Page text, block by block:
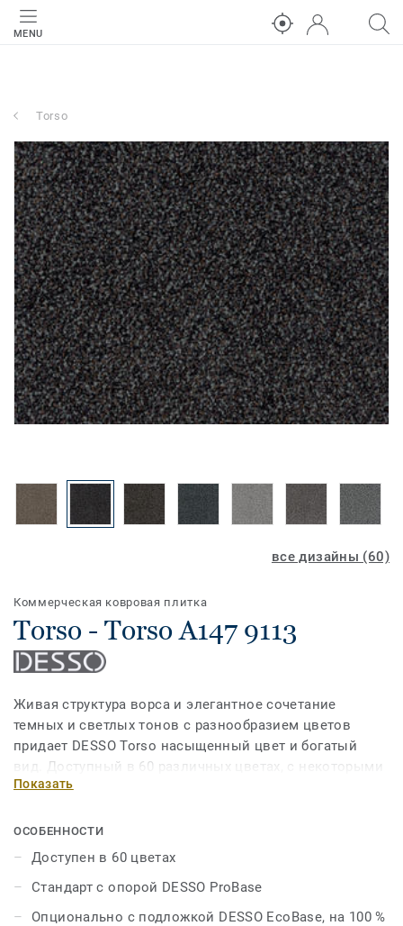
MENU
Torso
все дизайны (60)
Коммерческая ковровая плитка
Torso - Torso A147 9113
Живая структура ворса и элегантное сочетание
темных и светлых тонов с разнообразием цветов
придает DESSO Torso насыщенный цвет и богатый
вид. Доступный в 60 различных цветах, с некоторыми
оттенками, доступными в широком ассортименте,
качеством и надежностью, предлагая напольное
решение, подходящее для любой среды.
Показать
ОСОБЕННОСТИ
Доступен в 60 цветах
Стандарт с опорой DESSO ProBase
Опционально с подложкой DESSO EcoBase, на 100 %